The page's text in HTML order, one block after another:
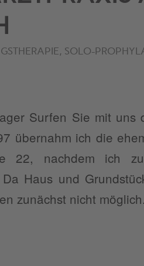
, SOLO-
Surfen Sie mit uns
übernahm ich die
22, nachdem ich
Haus und
zunächst nicht